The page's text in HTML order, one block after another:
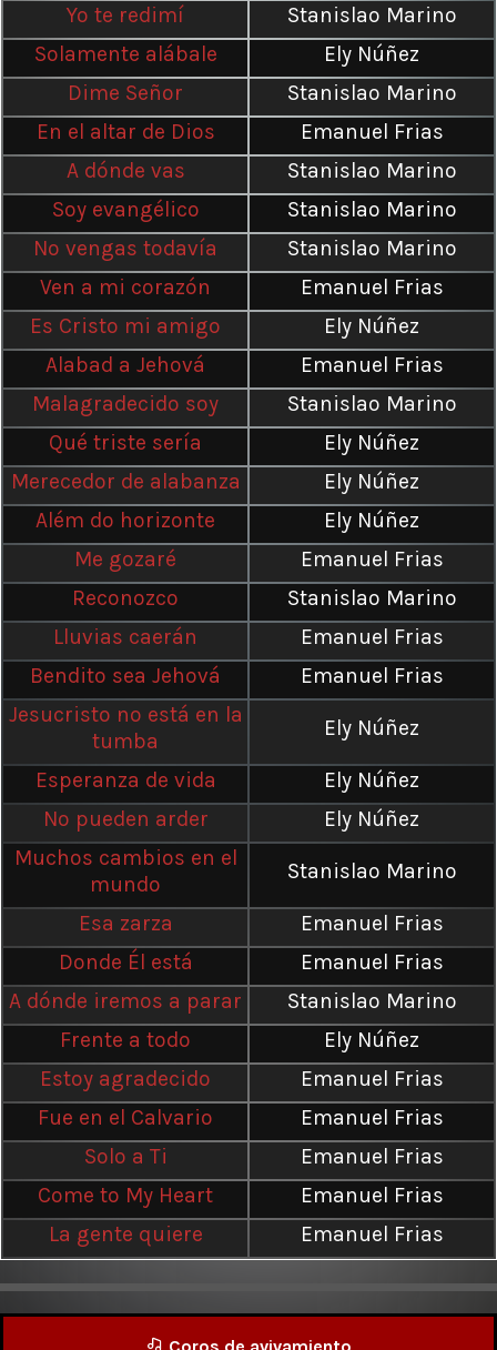
Yo te redimí
Stanislao Marino
Solamente alábale
Ely Núñez
Dime Señor
Stanislao Marino
En el altar de Dios
Emanuel Frias
A dónde vas
Stanislao Marino
Soy evangélico
Stanislao Marino
No vengas todavía
Stanislao Marino
Ven a mi corazón
Emanuel Frias
Es Cristo mi amigo
Ely Núñez
Alabad a Jehová
Emanuel Frias
Malagradecido soy
Stanislao Marino
Qué triste sería
Ely Núñez
Merecedor de alabanza
Ely Núñez
Além do horizonte
Ely Núñez
Me gozaré
Emanuel Frias
Reconozco
Stanislao Marino
Lluvias caerán
Emanuel Frias
Bendito sea Jehová
Emanuel Frias
Jesucristo no está en la
tumba
Ely Núñez
Esperanza de vida
Ely Núñez
No pueden arder
Ely Núñez
Muchos cambios en el
mundo
Stanislao Marino
Esa zarza
Emanuel Frias
Donde Él está
Emanuel Frias
A dónde iremos a parar
Stanislao Marino
Frente a todo
Ely Núñez
Estoy agradecido
Emanuel Frias
Fue en el Calvario
Emanuel Frias
Solo a Ti
Emanuel Frias
Come to My Heart
Emanuel Frias
La gente quiere
Emanuel Frias